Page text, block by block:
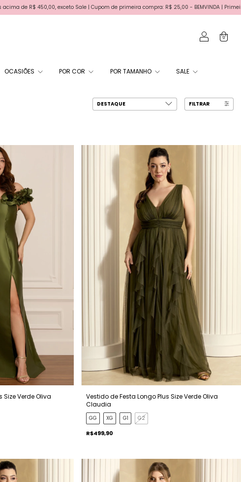
de primeira compra: R$ 25,00 - BEMVINDA | Primeira troca gratis | Parcele em até 6x
0
OCASIÕES POR COR POR TAMANHO SALE
FILTRAR
Size Verde Oliva
Vestido de Festa Longo Plus Size Verde Oliva
Claudia
GG XG G1 G2
R$499,90